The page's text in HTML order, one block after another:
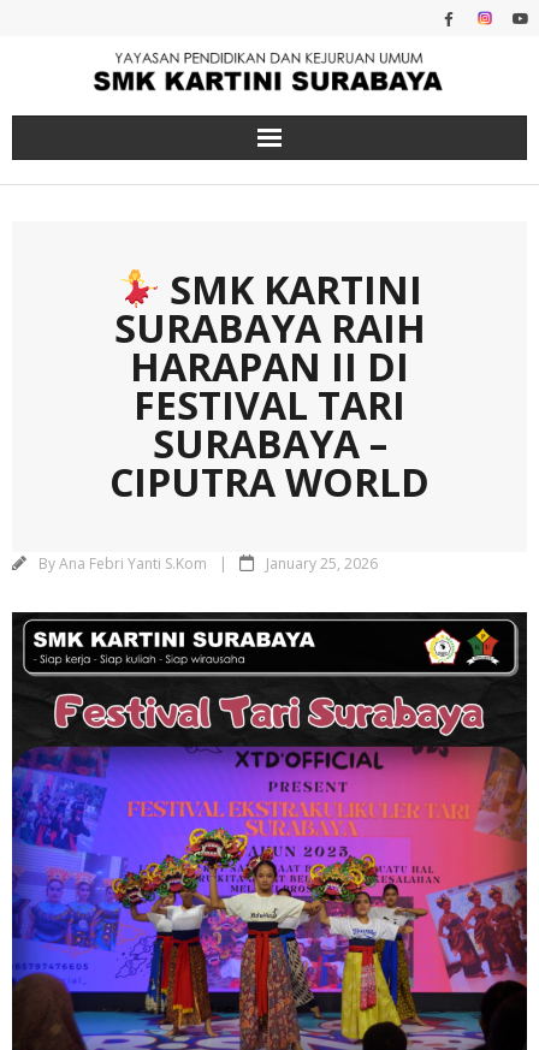
SMK KARTINI
SURABAYA RAIH
HARAPAN II DI
FESTIVAL TARI
SURABAYA –
CIPUTRA WORLD
ByAna Febri Yanti S.Kom January 25, 2026